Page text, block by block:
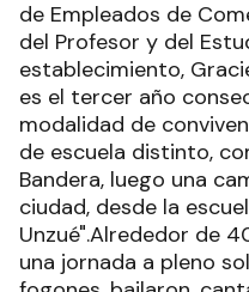
de Empleados de
del Profesor y del
establecimiento,
es el tercer año
modalidad de
de escuela distinto,
Bandera, luego una
ciudad, desde la
Unzué".Alrededor de
una jornada a pleno